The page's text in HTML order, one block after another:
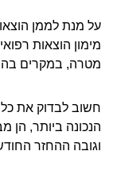
על מנת לממן
מימון הוצאות
מטרה, במקרים
חשוב לבדוק את
הנכונה ביותר, הן
וגובה ההחזר